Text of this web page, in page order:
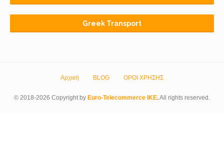
Greek Transport
Αρχική BLOG ΟΡΟΙ ΧΡΗΣΗΣ
© 2018-2026 Copyright by Euro-Telecommerce IKE.All rights reserved.